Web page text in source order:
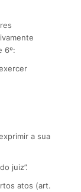
6º:
a sua
juiz”.
atos (art.